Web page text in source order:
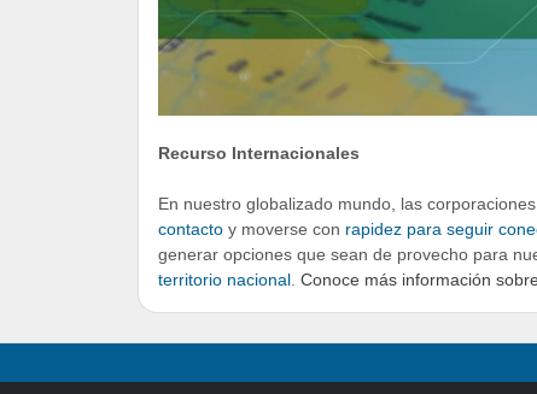
Recurso Internacionales
En nuestro globalizado mundo, las
contacto y moverse con rapidez para seguir
generar opciones que sean de provecho para
territorio nacional Conoce más información